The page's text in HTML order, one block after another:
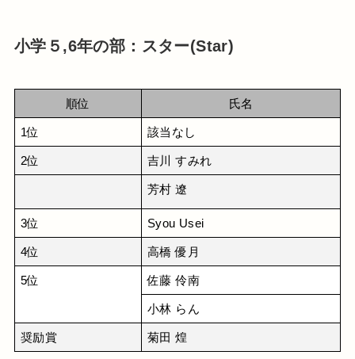
小学５,6年の部：スター(Star)
順位 氏名
1位 該当なし
2位 吉川 すみれ
芳村 遼
3位 Syou Usei
4位 高橋 優月
5位 佐藤 伶南
小林 らん
奨励賞 菊田 煌